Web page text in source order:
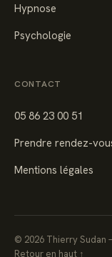
Hypnose
Psychologie
CONTACT
05 86 23 00 51
Prendre rendez-
Mentions légales
© 2026 Thierry Sudan
Retour en haut ↑